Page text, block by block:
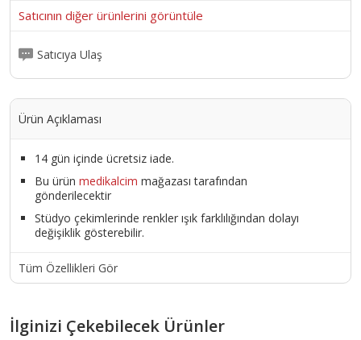
Satıcının diğer ürünlerini görüntüle
Satıcıya Ulaş
Ürün Açıklaması
14 gün içinde ücretsiz iade.
Bu ürün medikalcim mağazası tarafından
gönderilecektir
Stüdyo çekimlerinde renkler ışık farklılığından dolayı
değişiklik gösterebilir.
Tüm Özellikleri Gör
İlginizi Çekebilecek Ürünler